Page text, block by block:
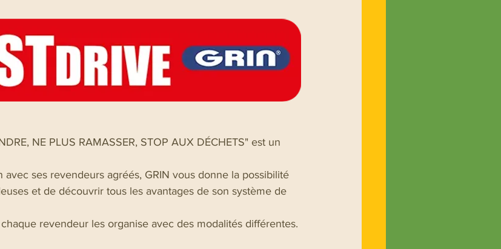
NE PLUS RAMASSER, STOP AUX DÉCHETS" est un
avec ses revendeurs agréés, GRIN vous donne la possibilité
et de découvrir tous les avantages de son système de
revendeur les organise avec des modalités différentes.